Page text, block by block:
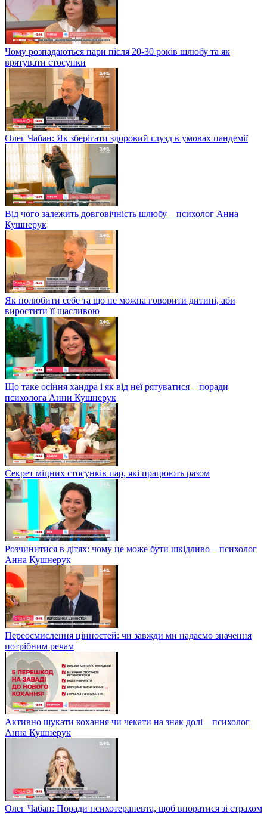
Чому розпадаються пари після 20-30 років шлюбу та як
врятувати стосунки
Олег Чабан: Як зберігати здоровий глузд в умовах пандемії
Від чого залежить довговічність шлюбу – психолог Анна
Кушнерук
Як полюбити себе та що не можна говорити дитині, аби
виростити її щасливою
Що таке осіння хандра і як від неї рятуватися – поради
психолога Анни Кушнерук
Секрет міцних стосунків пар, які працюють разом
Розчинитися в дітях: чому це може бути шкідливо – психолог
Анна Кушнерук
Переосмислення цінностей: чи завжди ми надаємо значення
потрібним речам
Активно шукати кохання чи чекати на знак долі – психолог
Анна Кушнерук
Олег Чабан: Поради психотерапевта, щоб впоратися зі страхом